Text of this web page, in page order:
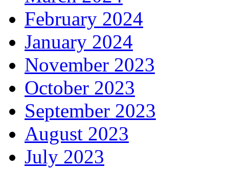
February 2024
January 2024
November 2023
October 2023
September 2023
August 2023
July 2023